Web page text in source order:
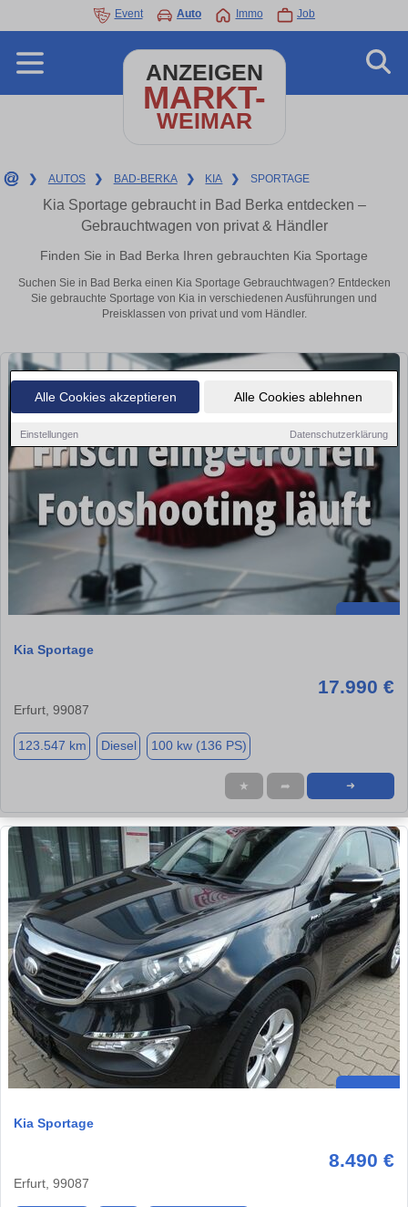
Alle Cookies akzeptieren Alle Cookies ablehnen
Einstellungen Datenschutzerklärung
Event Auto Immo Job
ANZEIGEN
MARKT-
WEIMAR
❯ AUTOS ❯ BAD-BERKA ❯ KIA ❯ SPORTAGE
Kia Sportage gebraucht in Bad Berka entdecken –
Gebrauchtwagen von privat & Händler
Finden Sie in Bad Berka Ihren gebrauchten Kia Sportage
Suchen Sie in Bad Berka einen Kia Sportage Gebrauchtwagen? Entdecken
Sie gebrauchte Sportage von Kia in verschiedenen Ausführungen und
Preisklassen von privat und vom Händler.
Kia Sportage
17.990 €
Erfurt, 99087
123.547 km Diesel 100 kw (136 PS)
★ ➦ ➜
Kia Sportage
8.490 €
Erfurt, 99087